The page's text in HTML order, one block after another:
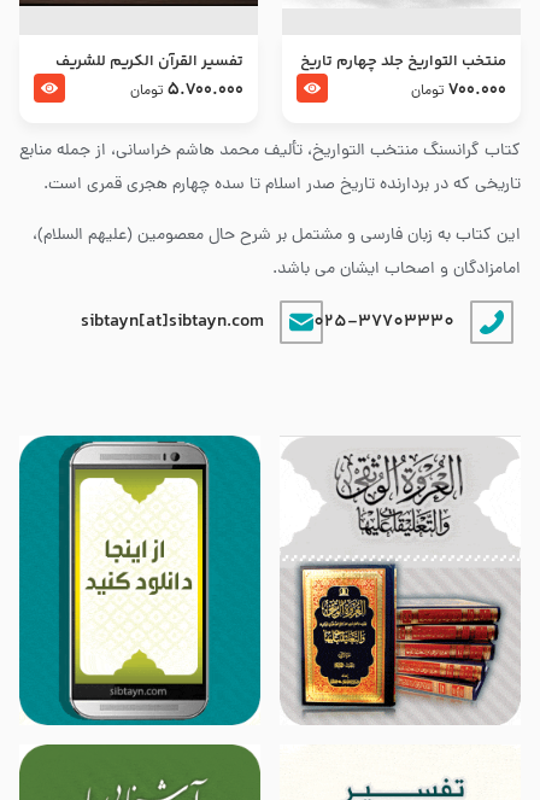
کتاب گرانسنگ منتخب التواريخ، تألیف محمد هاشم خراسانی، از جمله منابع
تاریخی که در بردارنده تاریخ صدر اسلام تا سده چهارم هجری قمری است.
این کتاب به زبان فارسی و مشتمل بر شرح حال معصومین (علیهم السلام)،
امامزادگان و اصحاب ایشان می باشد.
025-37703330
sibtayn[at]sibtayn.com
منتخب التواریخ جلد چهارم تاریخ
امام زین العابدین و امام محمد
700.000 تومان
تفسير القرآن الكريم للشريف
المرتضي قدس سرّه
5.700.000 تومان